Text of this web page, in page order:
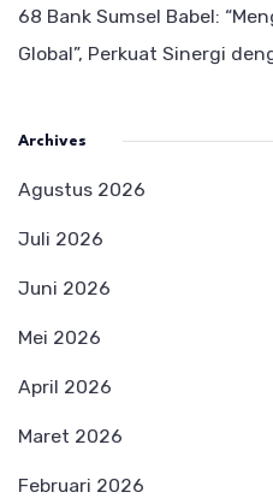
68 Bank Sumsel Babel:
Global”, Perkuat Sinergi
Archives
Agustus 2026
Juli 2026
Juni 2026
Mei 2026
April 2026
Maret 2026
Februari 2026